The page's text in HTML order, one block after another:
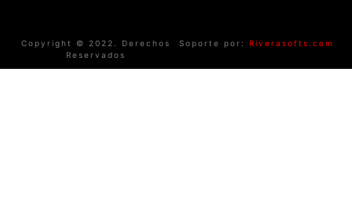
Copyright © 2022. Derechos
Reservados
Soporte por: Riverasofts.com